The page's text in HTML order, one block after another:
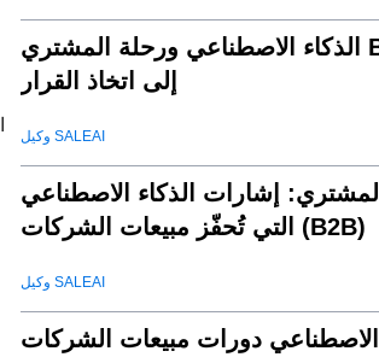
الذكاء الاصطناعي ورحلة المشتري B2B: من الوعي
إلى اتخاذ القرار
وكيل SALEAI
إشارات الذكاء الاصطناعي
التي تُحفّز مبيعات الشركات (B2B)
وكيل SALEAI
دورات مبيعات الشركات